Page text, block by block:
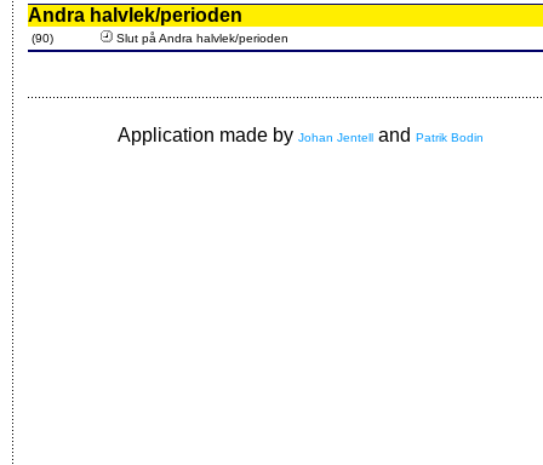
Andra halvlek/perioden
(90) Slut på Andra halvlek/perioden
Application made by Johan Jentell and Patrik Bodin